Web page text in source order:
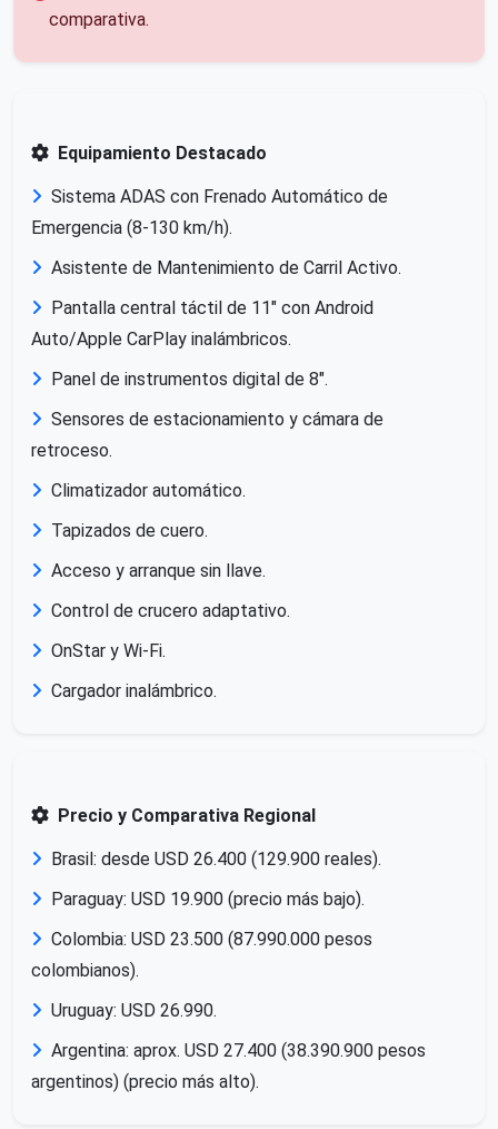
comparativa.
Equipamiento Destacado
Sistema ADAS con Frenado Automático de
Emergencia (8-130 km/h).
Asistente de Mantenimiento de Carril Activo.
Pantalla central táctil de 11" con Android
Auto/Apple CarPlay inalámbricos.
Panel de instrumentos digital de 8".
Sensores de estacionamiento y cámara de
retroceso.
Climatizador automático.
Tapizados de cuero.
Acceso y arranque sin llave.
Control de crucero adaptativo.
OnStar y Wi-Fi.
Cargador inalámbrico.
Precio y Comparativa Regional
Brasil: desde USD 26.400 (129.900 reales).
Paraguay: USD 19.900 (precio más bajo).
Colombia: USD 23.500 (87.990.000 pesos
colombianos).
Uruguay: USD 26.990.
Argentina: aprox. USD 27.400 (38.390.900 pesos
argentinos) (precio más alto).